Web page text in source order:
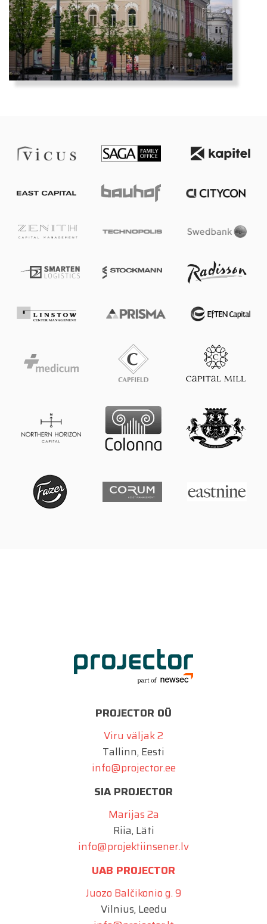
PROJECTOR OÜ
Viru väljak 2
Tallinn, Eesti
info@projector.ee
SIA PROJECTOR
Marijas 2a
Riia, Läti
info@projektiinsener.lv
UAB PROJECTOR
Juozo Balčikonio g. 9
Vilnius, Leedu